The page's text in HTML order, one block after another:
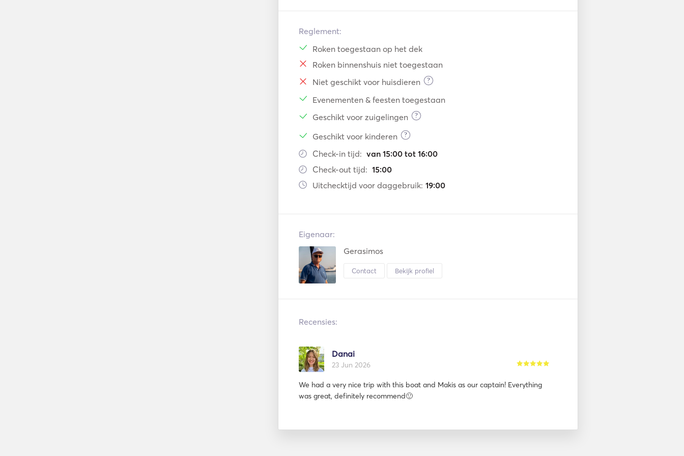
Reglement:
Roken toegestaan op het dek
Roken binnenshuis niet toegestaan
Niet geschikt voor huisdieren
?
Evenementen & feesten toegestaan
Geschikt voor zuigelingen
?
Geschikt voor kinderen ?
Check-in tijd: van 15:00 tot 16:00
Check-out tijd: 15:00
Uitchecktijd voor daggebruik: 19:00
Eigenaar:
Gerasimos
Contact Bekijk profiel
Recensies:
Danai
23 Jun 2026
We had a very nice trip with this boat and Makis as our captain! Everything
was great, definitely recommend🙂